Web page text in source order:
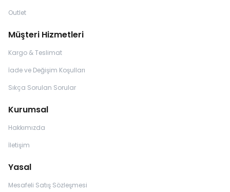
Outlet
Müşteri Hizmetleri
Kargo & Teslimat
İade ve Değişim Koşulları
Sıkça Sorulan Sorular
Kurumsal
Hakkımızda
İletişim
Yasal
Mesafeli Satış Sözleşmesi